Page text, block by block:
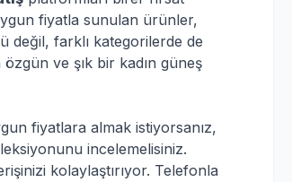
fiyatla sunulan ürünler,
değil, farklı kategorilerde de
ve şık bir kadın güneş
fiyatlara almak istiyorsanız,
incelemelisiniz.
kolaylaştırıyor. Telefonla